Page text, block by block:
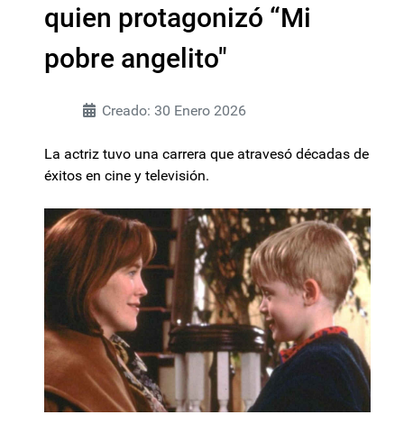
quien protagonizó “Mi
pobre angelito"
Creado: 30 Enero 2026
La actriz tuvo una carrera que atravesó décadas de
éxitos en cine y televisión.